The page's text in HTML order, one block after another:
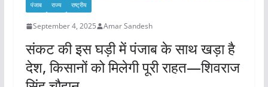
पंजाब राज्य राष्ट्रीय
September 4, 2025 Amar Sandesh
संकट की इस घड़ी में पंजाब के साथ खड़ा है
देश, किसानों को मिलेगी पूरी राहत—शिवराज